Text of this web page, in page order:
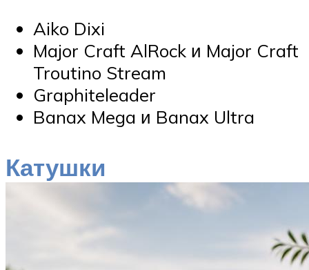
Aiko Dixi
Major Craft AlRock и Major Craft
Troutino Stream
Graphiteleader
Banax Mega и Banax Ultra
Катушки